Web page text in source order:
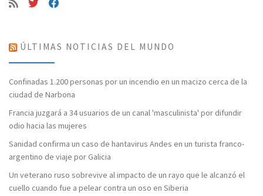
ÚLTIMAS NOTICIAS DEL MUNDO
Confinadas 1.200 personas por un incendio en un macizo cerca de la
ciudad de Narbona
Francia juzgará a 34 usuarios de un canal 'masculinista' por difundir
odio hacia las mujeres
Sanidad confirma un caso de hantavirus Andes en un turista franco-
argentino de viaje por Galicia
Un veterano ruso sobrevive al impacto de un rayo que le alcanzó el
cuello cuando fue a pelear contra un oso en Siberia